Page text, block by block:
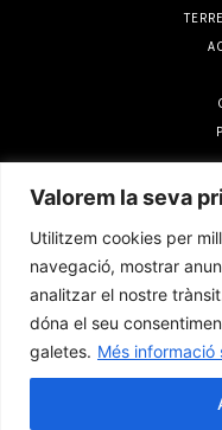
Valorem la seva
Utilitzem cookies per
navegació, mostrar
analitzar el nostre
dóna el seu
galetes. Més informació
Quina canya, la canya
Amposta es prepara
total amb un ampli